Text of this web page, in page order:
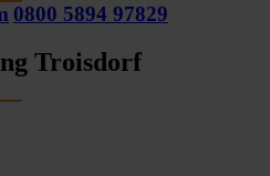
0800 5894 97829
Troisdorf